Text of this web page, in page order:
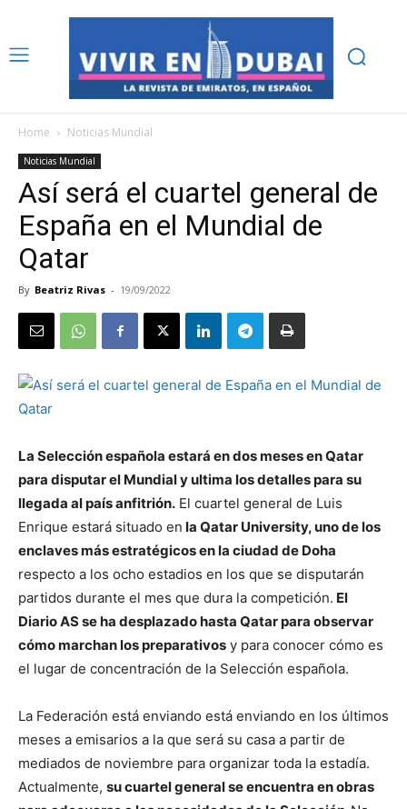
Home Noticias Mundial
Noticias Mundial
Así será el cuartel general de
España en el Mundial de
Qatar
By Beatriz Rivas - 19/09/2022
La Selección española estará en dos meses en Qatar
para disputar el Mundial y ultima los detalles para su
llegada al país anfitrión. El cuartel general de Luis
Enrique estará situado en la Qatar University, uno de los
enclaves más estratégicos en la ciudad de Doha
respecto a los ocho estadios en los que se disputarán
partidos durante el mes que dura la competición. El
Diario AS se ha desplazado hasta Qatar para observar
cómo marchan los preparativos y para conocer cómo es
el lugar de concentración de la Selección española.
La Federación está enviando está enviando en los últimos
meses a emisarios a la que será su casa a partir de
mediados de noviembre para organizar toda la estadía.
Actualmente, su cuartel general se encuentra en obras